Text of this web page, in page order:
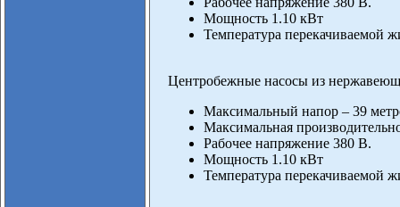
Мощность 1.10 кВт
Температура перекачиваемой
Центробежные насосы из
Максимальный напор – 39
Максимальная
Рабочее напряжение 380 В.
Мощность 1.10 кВт
Температура перекачиваемой